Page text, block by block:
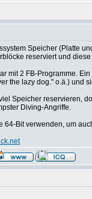
Speicher (Platte
reserviert und
mit 2 FB-Programme.
the lazy dog." o.ä.) und
Speicher reservieren,
Diving-Angriffe.
64-Bit verwenden, um